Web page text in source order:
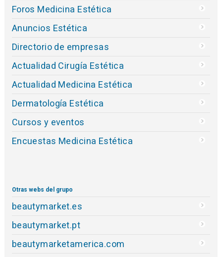
Foros Medicina Estética
Anuncios Estética
Directorio de empresas
Actualidad Cirugía Estética
Actualidad Medicina Estética
Dermatología Estética
Cursos y eventos
Encuestas Medicina Estética
Otras webs del grupo
beautymarket.es
beautymarket.pt
beautymarketamerica.com